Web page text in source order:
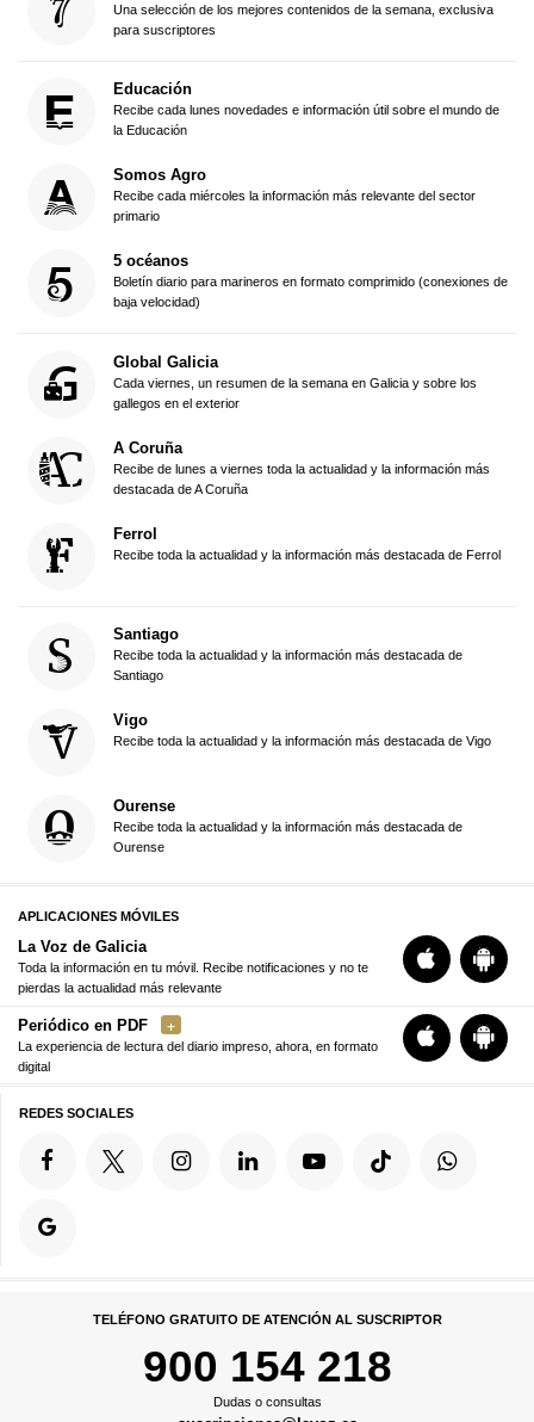
Una selección de los mejores contenidos de la semana, exclusiva
para suscriptores
Educación
Recibe cada lunes novedades e información útil sobre el mundo de
la Educación
Somos Agro
Recibe cada miércoles la información más relevante del sector
primario
5 océanos
Boletín diario para marineros en formato comprimido (conexiones de
baja velocidad)
Global Galicia
Cada viernes, un resumen de la semana en Galicia y sobre los
gallegos en el exterior
A Coruña
Recibe de lunes a viernes toda la actualidad y la información más
destacada de A Coruña
Ferrol
Recibe toda la actualidad y la información más destacada de Ferrol
Santiago
Recibe toda la actualidad y la información más destacada de
Santiago
Vigo
Recibe toda la actualidad y la información más destacada de Vigo
Ourense
Recibe toda la actualidad y la información más destacada de
Ourense
APLICACIONES MÓVILES
La Voz de Galicia
Toda la información en tu móvil. Recibe notificaciones y no te
pierdas la actualidad más relevante
Periódico en PDF
La experiencia de lectura del diario impreso, ahora, en formato
digital
REDES SOCIALES
TELÉFONO GRATUITO DE ATENCIÓN AL SUSCRIPTOR
900 154 218
Dudas o consultas